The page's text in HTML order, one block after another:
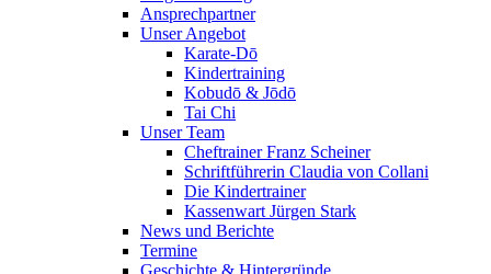
Ansprechpartner
Unser Angebot
Karate-Dō
Kindertraining
Kobudō & Jōdō
Tai Chi
Unser Team
Cheftrainer Franz Scheiner
Schriftführerin Claudia von Collani
Die Kindertrainer
Kassenwart Jürgen Stark
News und Berichte
Termine
Geschichte & Hintergründe